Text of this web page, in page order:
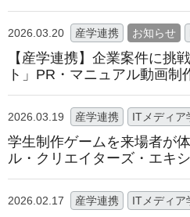
2026.03.20 産学連携 お知らせ
【産学連携】企業案件に挑
ト」PR・マニュアル動画制
2026.03.19 産学連携 ITメディア
学生制作ゲームを来場者が
ル・クリエイターズ・エキ
2026.02.17 産学連携 ITメディア